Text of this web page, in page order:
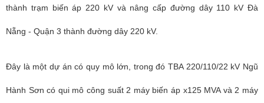
thành trạm biến áp 220 kV và nâng cấp đường dây 110 kV Đà
Nẵng - Quận 3 thành đường dây 220 kV.
Đây là một dự án có quy mô lớn, trong đó TBA 220/110/22 kV Ngũ
Hành Sơn có qui mô công suất 2 máy biến áp x125 MVA và 2 máy